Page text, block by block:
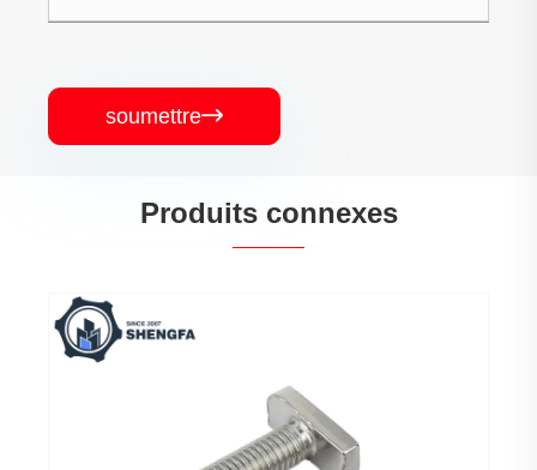
soumettre
Produits connexes
Composants à tête froide